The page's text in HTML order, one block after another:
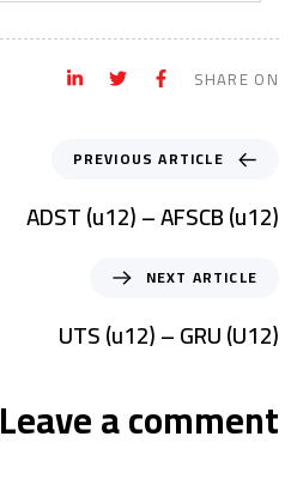
SHARE ON
PREVIOUS ARTICLE
ADST (u12) – AFSCB (u12)
NEXT ARTICLE
UTS (u12) – GRU (U12)
Leave a comment